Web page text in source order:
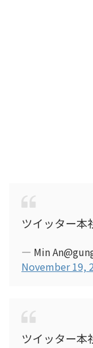
ツイッター本
— Min
November 19,
ツイッター本